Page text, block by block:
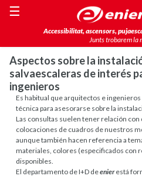
Accessibilitat, ascensors,
Junts trobarem la
☰
Aspectos sobre la
salvaescaleras de interés
ingenieros
Es habitual que arquitectos e
técnica para asesorarse sobre la
Las consultas suelen tener relación
colocaciones de cuadros de nuestros
aunque también hacen referencia a
materiales, colores (especificados con
disponibles.
El departamento de I+D deenierestá